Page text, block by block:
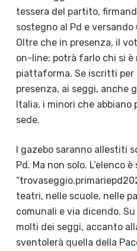
tessera del partito,
sostegno al Pd e
Oltre che in presenza, il
on-line: potrà farlo chi si è
piattaforma. Se iscritti per
presenza, ai seggi, anche
Italia, i minori che abbiano
sede.
I gazebo saranno allestiti
Pd. Ma non solo. L’elenco
teatri, nelle scuole, nelle
comunali e via dicendo.
molti dei seggi, accanto
sventolerà quella della